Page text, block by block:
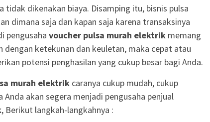
tidak dikenakan biaya. Disamping itu, bisnis pulsa
dimana saja dan kapan saja karena transaksinya
pengusaha voucher pulsa murah elektrik memang
dengan ketekunan dan keuletan, maka cepat atau
potensi penghasilan yang cukup besar bagi Anda.
murah elektrik caranya cukup mudah, cukup
akan segera menjadi pengusaha penjual
, Berikut langkah-langkahnya :